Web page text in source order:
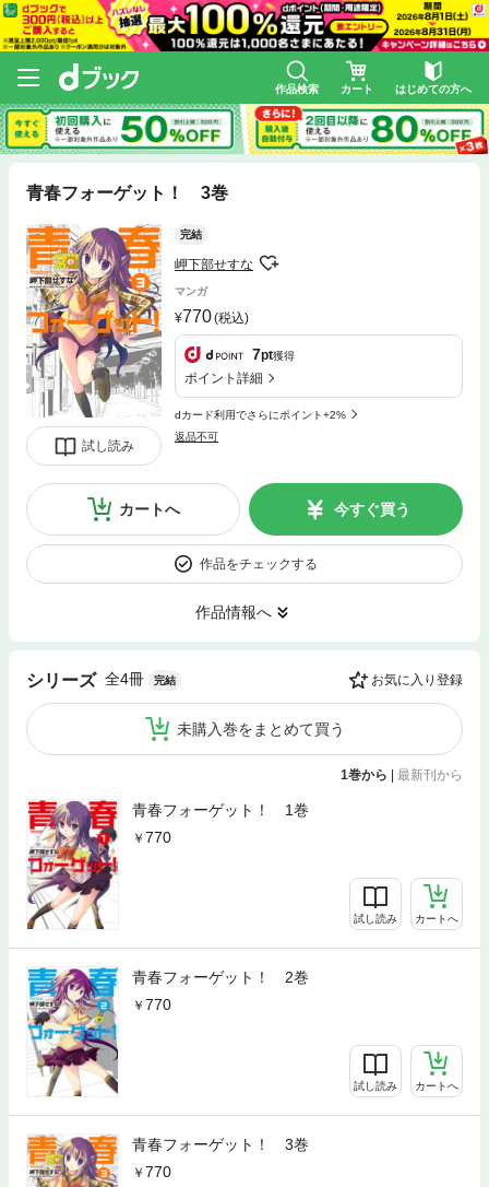
作品検索 カート はじめての方へ
青春フォーゲット！ 3巻
試し読み
完結
岬下部せすな
マンガ
770(税込)
7pt獲得
ポイント詳細
dカード利用でさらにポイント+2%
返品不可
カートへ 今すぐ買う
作品をチェックする
作品情報へ
シリーズ 全4冊 完結 お気に入り登録
未購入巻をまとめて買う
1巻から | 最新刊から
青春フォーゲット！ 1巻
770
試し読み カートへ
青春フォーゲット！ 2巻
770
試し読み カートへ
青春フォーゲット！ 3巻
770